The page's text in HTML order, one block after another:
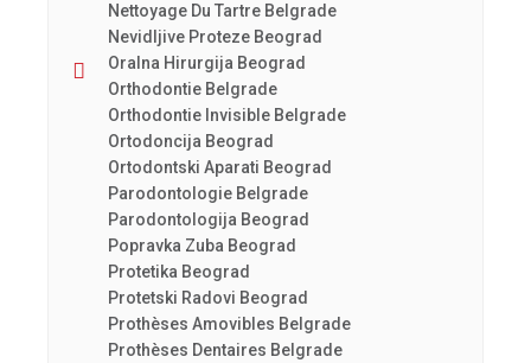
Nettoyage Du Tartre Belgrade
Nevidljive Proteze Beograd
Oralna Hirurgija Beograd
Orthodontie Belgrade
Orthodontie Invisible Belgrade
Ortodoncija Beograd
Ortodontski Aparati Beograd
Parodontologie Belgrade
Parodontologija Beograd
Popravka Zuba Beograd
Protetika Beograd
Protetski Radovi Beograd
Prothèses Amovibles Belgrade
Prothèses Dentaires Belgrade